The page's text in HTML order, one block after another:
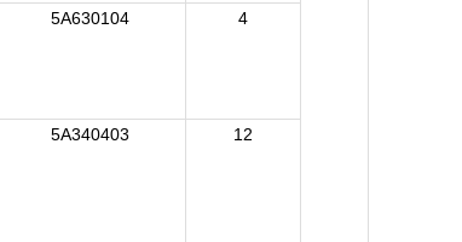
5A630104 4
5A340403 12